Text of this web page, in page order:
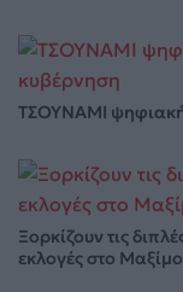
ΤΣΟΥΝΑΜΙ
Ξορκίζουν τις
εκλογές στο